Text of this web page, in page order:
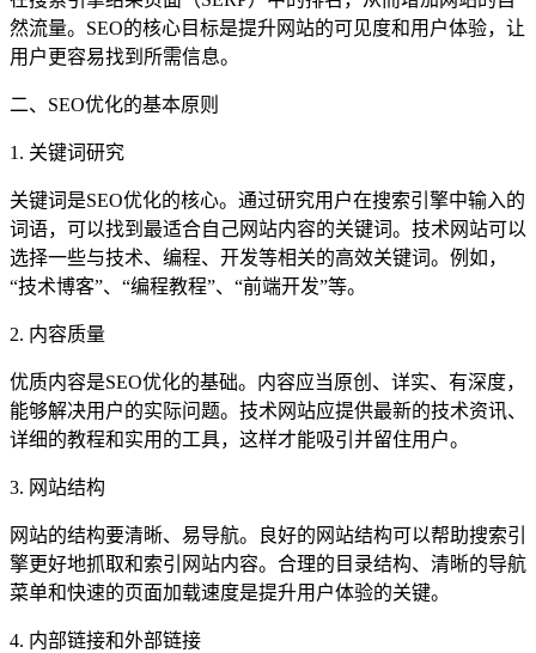
然流量。SEO的核心目标是提升网站的可见度和用户体验，让
用户更容易找到所需信息。
二、SEO优化的基本原则
1. 关键词研究
关键词是SEO优化的核心。通过研究用户在搜索引擎中输入的
词语，可以找到最适合自己网站内容的关键词。技术网站可以
选择一些与技术、编程、开发等相关的高效关键词。例如，
“技术博客”、“编程教程”、“前端开发”等。
2. 内容质量
优质内容是SEO优化的基础。内容应当原创、详实、有深度，
能够解决用户的实际问题。技术网站应提供最新的技术资讯、
详细的教程和实用的工具，这样才能吸引并留住用户。
3. 网站结构
网站的结构要清晰、易导航。良好的网站结构可以帮助搜索引
擎更好地抓取和索引网站内容。合理的目录结构、清晰的导航
菜单和快速的页面加载速度是提升用户体验的关键。
4. 内部链接和外部链接